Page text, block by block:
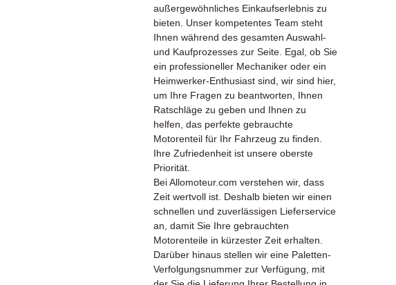
außergewöhnliches Einkaufserlebnis zu
bieten. Unser kompetentes Team steht
Ihnen während des gesamten Auswahl-
und Kaufprozesses zur Seite. Egal, ob Sie
ein professioneller Mechaniker oder ein
Heimwerker-Enthusiast sind, wir sind hier,
um Ihre Fragen zu beantworten, Ihnen
Ratschläge zu geben und Ihnen zu
helfen, das perfekte gebrauchte
Motorenteil für Ihr Fahrzeug zu finden.
Ihre Zufriedenheit ist unsere oberste
Priorität.
Bei Allomoteur.com verstehen wir, dass
Zeit wertvoll ist. Deshalb bieten wir einen
schnellen und zuverlässigen Lieferservice
an, damit Sie Ihre gebrauchten
Motorenteile in kürzester Zeit erhalten.
Darüber hinaus stellen wir eine Paletten-
Verfolgungsnummer zur Verfügung, mit